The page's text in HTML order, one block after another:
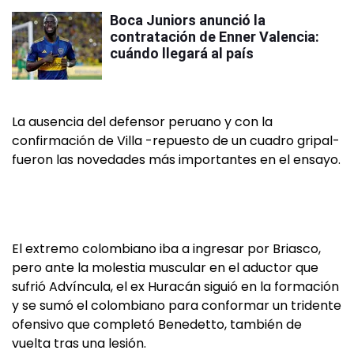
Boca Juniors anunció la
contratación de Enner Valencia:
cuándo llegará al país
La ausencia del defensor peruano y con la
confirmación de Villa -repuesto de un cuadro gripal-
fueron las novedades más importantes en el ensayo.
El extremo colombiano iba a ingresar por Briasco,
pero ante la molestia muscular en el aductor que
sufrió Advíncula, el ex Huracán siguió en la formación
y se sumó el colombiano para conformar un tridente
ofensivo que completó Benedetto, también de
vuelta tras una lesión.